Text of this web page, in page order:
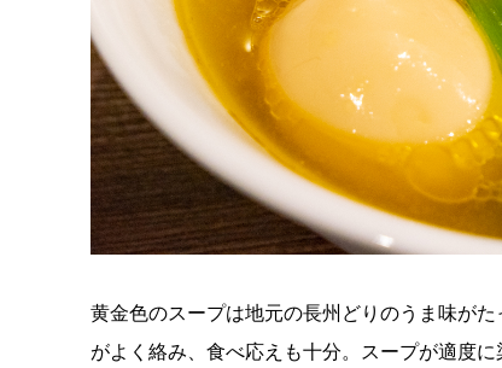
黄金色のスープは地元の長州どりのうま味が
がよく絡み、食べ応えも十分。スープが適度